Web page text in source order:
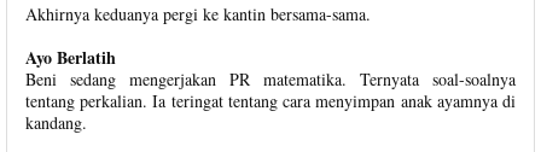
Akhirnya keduanya pergi ke kantin bersama-sama.
Ayo Berlatih
Beni sedang mengerjakan PR matematika. Ternyata soal-soalnya
tentang perkalian. Ia teringat tentang cara menyimpan anak ayamnya di
kandang.